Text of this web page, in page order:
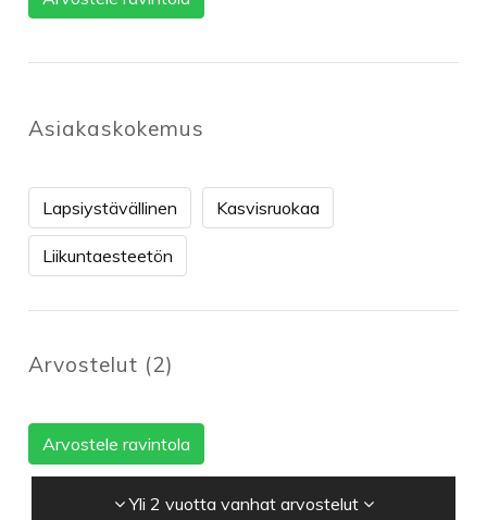
Asiakaskokemus
Lapsiystävällinen Kasvisruokaa
Liikuntaesteetön
Arvostelut (2)
Arvostele ravintola
Yli 2 vuotta vanhat arvostelut